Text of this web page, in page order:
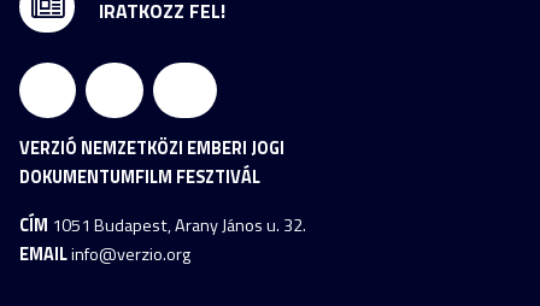
VERZIÓ NEMZETKÖZI EMBERI JOGI
DOKUMENTUMFILM FESZTIVÁL
CÍM 1051 Budapest, Arany János u. 32.
EMAILinfo@verzio.org
IRATKOZZ FEL!